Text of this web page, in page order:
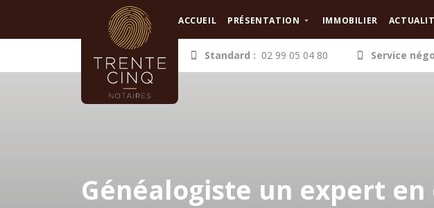
ACCUEIL PRÉSENTATION IMMOBILIER
Standard : 02 99 05 04 80 Service
Généalogiste un expert
Panneau de gestion des cookies